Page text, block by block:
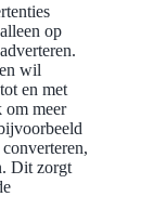
op
wil
en met
om meer
Dit zorgt